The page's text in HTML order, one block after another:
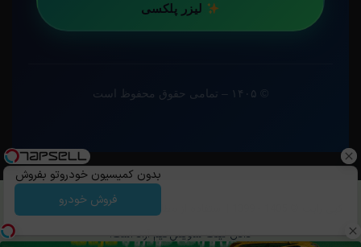
لیزر پلکسی
کپی رایت ©️ 1405 - 1399 | استفاده از مطالب ساویس‌گیم با ذکر منبع و قرار
دادن لینک ساویس‌گیم آزاد است.
بدون کمیسیون خودروتو بفروش
فروش خودرو